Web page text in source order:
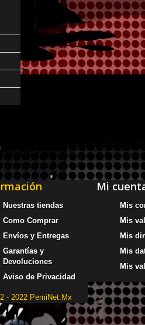
Nuestras tiendas
Como Comprar
Envíos y Entregas
Garantías y
Devoluciones
Aviso de Privacidad
- 2022 PemiNet.Mx
Mi
Mis
Mis
Mis
Mis
Mis